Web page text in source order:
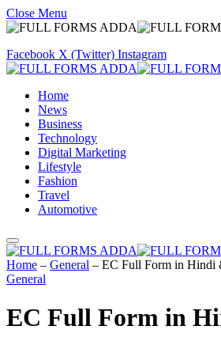
Close Menu
Facebook X (Twitter) Instagram
Home
News
Business
Technology
Digital Marketing
Lifestyle
Fashion
Travel
Automotive
Home – General – EC Full Form in Hindi
General
EC Full Form in